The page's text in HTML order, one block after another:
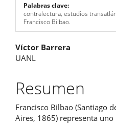
Palabras clave:
contralectura, estudios
Francisco Bilbao.
Contenido
principal
del
artículo
Víctor Barrera
UANL
Resumen
Francisco Bilbao (Santiago
Aires, 1865) representa